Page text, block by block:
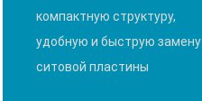
компактную структуру,
удобную и быструю замену
ситовой пластины